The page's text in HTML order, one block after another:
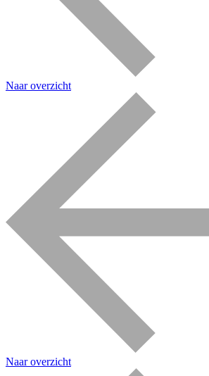
Naar overzicht
Naar overzicht